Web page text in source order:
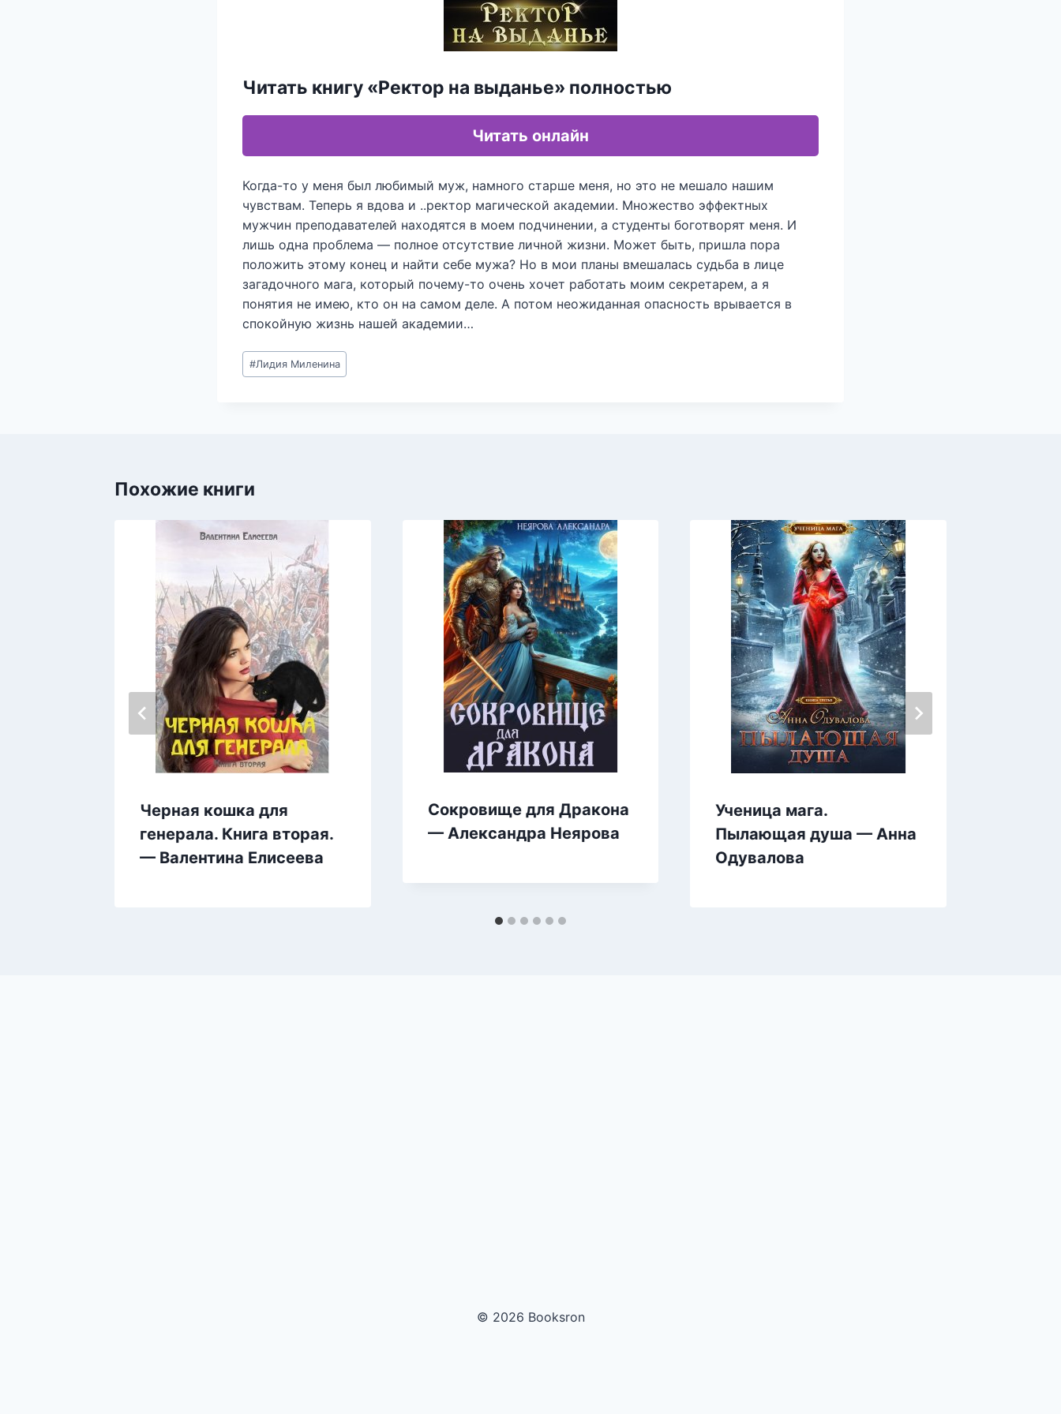
Читать книгу «Ректор на выданье» полностью
Читать онлайн
Когда-то у меня был любимый муж, намного старше меня, но это не мешало нашим
чувствам. Теперь я вдова и ..ректор магической академии. Множество эффектных
мужчин преподавателей находятся в моем подчинении, а студенты боготворят меня. И
лишь одна проблема — полное отсутствие личной жизни. Может быть, пришла пора
положить этому конец и найти себе мужа? Но в мои планы вмешалась судьба в лице
загадочного мага, который почему-то очень хочет работать моим секретарем, а я
понятия не имею, кто он на самом деле. А потом неожиданная опасность врывается в
спокойную жизнь нашей академии…
Метки
записи:
#Лидия Миленина
Похожие книги
Черная кошка для
генерала. Книга вторая.
— Валентина Елисеева
Сокровище для Дракона
— Александра Неярова
Ученица мага.
Пылающая душа — Анна
Одувалова
© 2026 Booksron